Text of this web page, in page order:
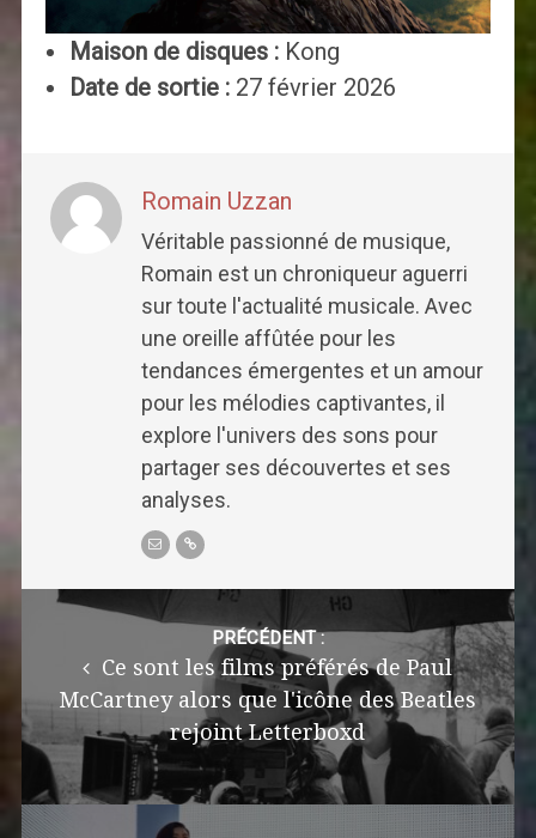
Maison de disques :Kong
Date de sortie :27 février 2026
Romain Uzzan
Véritable passionné de musique,
Romain est un chroniqueur aguerri
sur toute l'actualité musicale. Avec
une oreille affûtée pour les
tendances émergentes et un amour
pour les mélodies captivantes, il
explore l'univers des sons pour
partager ses découvertes et ses
analyses.
Post
PRÉCÉDENT :
Ce sont les films préférés de Paul
McCartney alors que l'icône des Beatles
rejoint Letterboxd